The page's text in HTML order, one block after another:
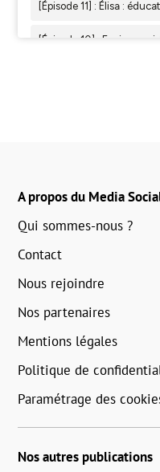
A propos du Media
Qui sommes-nous ?
Contact
Nous rejoindre
Nos partenaires
Mentions légales
Politique de
Paramétrage des
Nos autres publications